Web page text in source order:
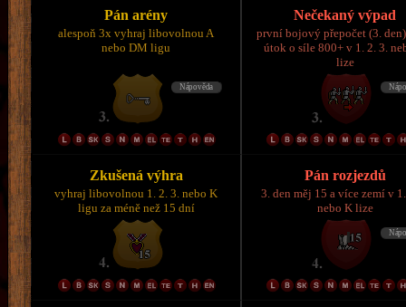
Pán arény
alespoň 3x vyhraj libovolnou A
nebo DM ligu
Nečekaný výpad
první bojový přepočet (3.
útok o síle 800+ v 1. 2. 3.
lize
Zkušená výhra
vyhraj libovolnou 1. 2. 3. nebo K
ligu za méně než 15 dní
Pán rozjezdů
3. den měj 15 a více zemí v
nebo K lize